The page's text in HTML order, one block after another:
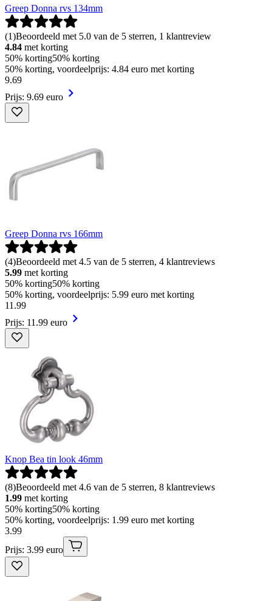
Greep Donna rvs 134mm
(1)Beoordeeld met 5.0 van de 5 sterren, 1 klantreview
4.84 met korting
50% korting50% korting
50% korting, voordeelprijs: 4.84 euro met korting
9.69
Prijs: 9.69 euro
Greep Donna rvs 166mm
(4)Beoordeeld met 4.5 van de 5 sterren, 4 klantreviews
5.99 met korting
50% korting50% korting
50% korting, voordeelprijs: 5.99 euro met korting
11 .99
Prijs: 11.99 euro
Knop Bea tin look 46mm
(8)Beoordeeld met 4.6 van de 5 sterren, 8 klantreviews
1.99 met korting
50% korting50% korting
50% korting, voordeelprijs: 1.99 euro met korting
3.99
Prijs: 3.99 euro